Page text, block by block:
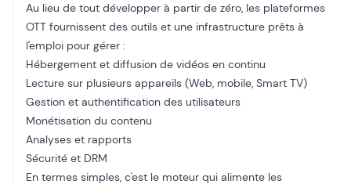
Au lieu de tout développer à partir de zéro, les plateformes
OTT fournissent des outils et une infrastructure prêts à
l'emploi pour gérer :
Hébergement et diffusion de vidéos en continu
Lecture sur plusieurs appareils (Web, mobile, Smart TV)
Gestion et authentification des utilisateurs
Monétisation du contenu
Analyses et rapports
Sécurité et DRM
En termes simples, c'est le moteur qui alimente les